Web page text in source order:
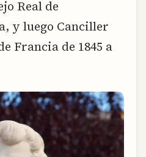
Real de
y luego Canciller
Francia de 1845 a